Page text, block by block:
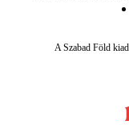
A Szabad Föld